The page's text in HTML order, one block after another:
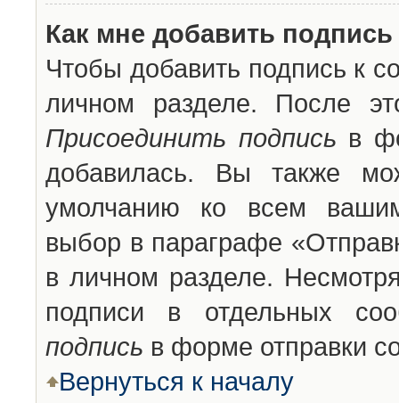
Как мне добавить
Чтобы добавить подпись к
личном разделе. После
Присоединить подпись в
добавилась. Вы также
умолчанию ко всем
выбор в параграфе
в личном разделе.
подписи в отдельных
подпись в форме отправки
Вернуться к началу